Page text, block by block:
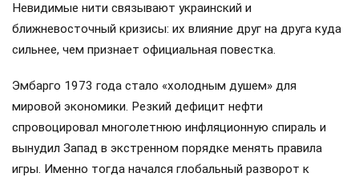
Невидимые нити связывают украинский и
ближневосточный кризисы: их влияние друг на друга куда
сильнее, чем признает официальная повестка.
Эмбарго 1973 года стало «холодным душем» для
мировой экономики. Резкий дефицит нефти
спровоцировал многолетнюю инфляционную спираль и
вынудил Запад в экстренном порядке менять правила
игры. Именно тогда начался глобальный разворот к